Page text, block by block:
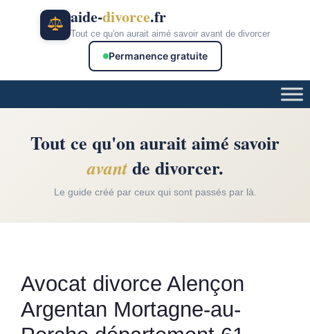
aide-divorce.fr
Tout ce qu'on aurait aimé savoir avant de divorcer
Permanence gratuite
Tout ce qu'on aurait aimé savoir
avantde divorcer.
Le guide créé par ceux qui sont passés par là.
Avocat divorce Alençon
Argentan Mortagne-au-